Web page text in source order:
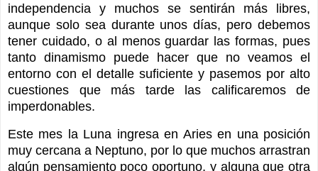
independencia y muchos se sentirán más libres,
aunque solo sea durante unos días, pero debemos
tener cuidado, o al menos guardar las formas, pues
tanto dinamismo puede hacer que no veamos el
entorno con el detalle suficiente y pasemos por alto
cuestiones que más tarde las calificaremos de
imperdonables.
Este mes la Luna ingresa en Aries en una posición
muy cercana a Neptuno, por lo que muchos arrastran
algún pensamiento poco oportuno, y alguna que otra